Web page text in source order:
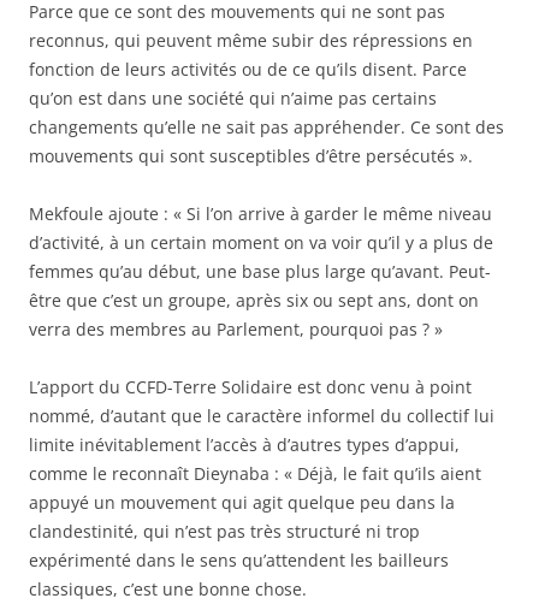
Parce que ce sont des mouvements qui ne sont pas
reconnus, qui peuvent même subir des répressions en
fonction de leurs activités ou de ce qu’ils disent. Parce
qu’on est dans une société qui n’aime pas certains
changements qu’elle ne sait pas appréhender. Ce sont des
mouvements qui sont susceptibles d’être persécutés ».
Mekfoule ajoute : « Si l’on arrive à garder le même niveau
d’activité, à un certain moment on va voir qu’il y a plus de
femmes qu’au début, une base plus large qu’avant. Peut-
être que c’est un groupe, après six ou sept ans, dont on
verra des membres au Parlement, pourquoi pas ? »
L’apport du CCFD-Terre Solidaire est donc venu à point
nommé, d’autant que le caractère informel du collectif lui
limite inévitablement l’accès à d’autres types d’appui,
comme le reconnaît Dieynaba : « Déjà, le fait qu’ils aient
appuyé un mouvement qui agit quelque peu dans la
clandestinité, qui n’est pas très structuré ni trop
expérimenté dans le sens qu’attendent les bailleurs
classiques, c’est une bonne chose.